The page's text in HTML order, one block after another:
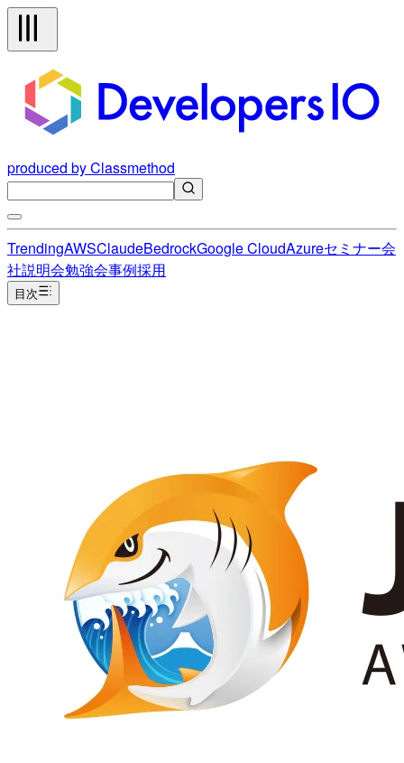
produced by Classmethod
TrendingAWSClaudeBedrockGoogle CloudAzureセミナー会
社説明会勉強会事例採用
目次